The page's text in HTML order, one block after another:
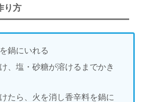
り方
鍋にいれる
、塩・砂糖が溶けるまでかき
たら、火を消し香辛料を鍋に